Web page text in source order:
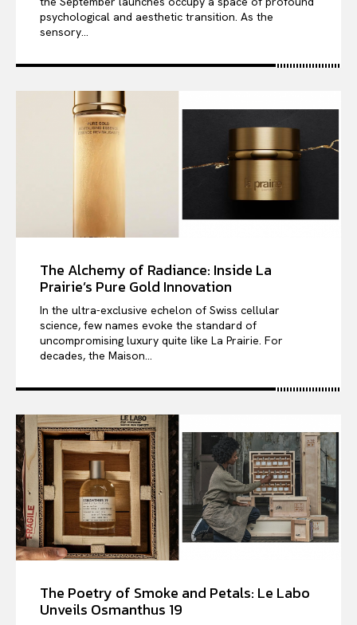
psychological and aesthetic transition. As the
sensory...
The Alchemy of Radiance: Inside La
Prairie’s Pure Gold Innovation
In the ultra-exclusive echelon of Swiss cellular
science, few names evoke the standard of
uncompromising luxury quite like La Prairie. For
decades, the Maison...
The Poetry of Smoke and Petals: Le Labo
Unveils Osmanthus 19